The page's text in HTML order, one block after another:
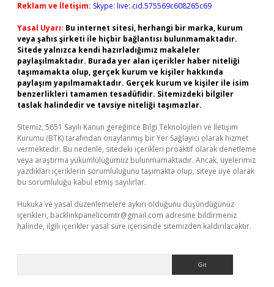
Reklam ve İletişim: Skype: live:.cid.575569c608265c69
Yasal Uyarı: Bu internet sitesi, herhangi bir marka, kurum
veya şahıs şirketi ile hiçbir bağlantısı bulunmamaktadır.
Sitede yalnızca kendi hazırladığımız makaleler
paylaşılmaktadır. Burada yer alan içerikler haber niteliği
taşımamakta olup, gerçek kurum ve kişiler hakkında
paylaşım yapılmamaktadır. Gerçek kurum ve kişiler ile isim
benzerlikleri tamamen tesadüfidir. Sitemizdeki bilgiler
taslak halindedir ve tavsiye niteliği taşımazlar.
Sitemiz, 5651 Sayılı Kanun gereğince Bilgi Teknolojileri ve İletişim
Kurumu (BTK) tarafından onaylanmış bir Yer Sağlayıcı olarak hizmet
vermektedir. Bu nedenle, sitedeki içerikleri proaktif olarak denetleme
veya araştırma yükümlülüğümüz bulunmamaktadır. Ancak, üyelerimiz
yazdıkları içeriklerin sorumluluğunu taşımakta olup, siteye üye olarak
bu sorumluluğu kabul etmiş sayılırlar.
Hukuka ve yasal düzenlemelere aykırı olduğunu düşündüğünüz
içerikleri, backlinkpanelicomtr@gmail.com adresine bildirmeniz
halinde, ilgili içerikler yasal süre içerisinde sitemizden kaldırılacaktır.